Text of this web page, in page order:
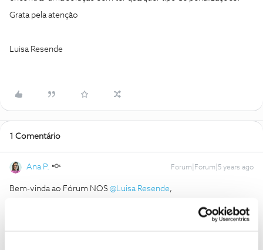
Grata pela atenção
Luisa Resende
1 Comentário
Ana P. Forum|Forum|5 years ago
Bem-vinda ao Fórum NOS @Luisa Resende,
Vamos ajudar! Pedimos que nos envie uma mensagem privada
, por favor.